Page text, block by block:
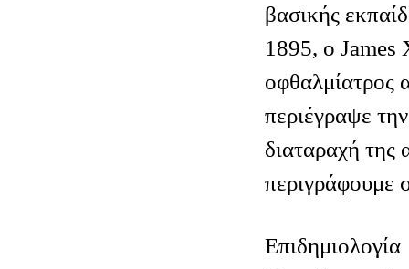
βασικής
1895, ο James
οφθαλμίατρος
περιέγραψε
διαταραχή
περιγράφουμε
Επιδημιολογία